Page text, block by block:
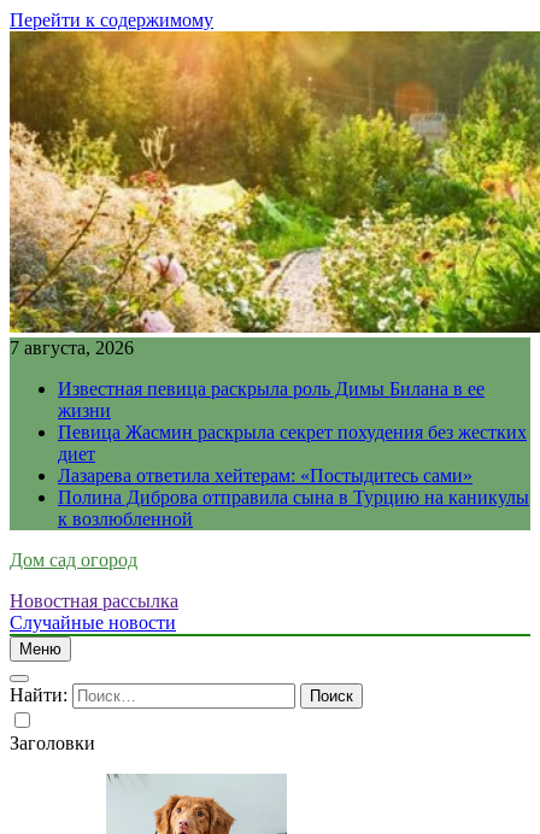
Перейти к содержимому
7 августа, 2026
Известная певица раскрыла роль Димы Билана в ее
жизни
Певица Жасмин раскрыла секрет похудения без жестких
диет
Лазарева ответила хейтерам: «Постыдитесь сами»
Полина Диброва отправила сына в Турцию на каникулы
к возлюбленной
Дом сад огород
Новостная рассылка
Случайные новости
Меню
Найти:
Заголовки